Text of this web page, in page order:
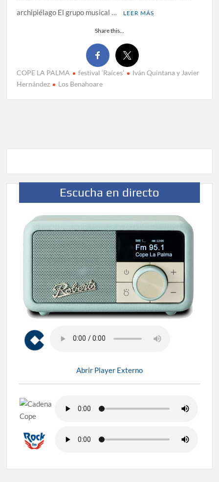
archipiélago El grupo musical …
LEER MÁS
Share this...
COPE LA PALMA festival ‘Raíces’
Iván Quintana y Javier
Hernández
Los Benahoare
Escucha en directo
Abrir Player Externo